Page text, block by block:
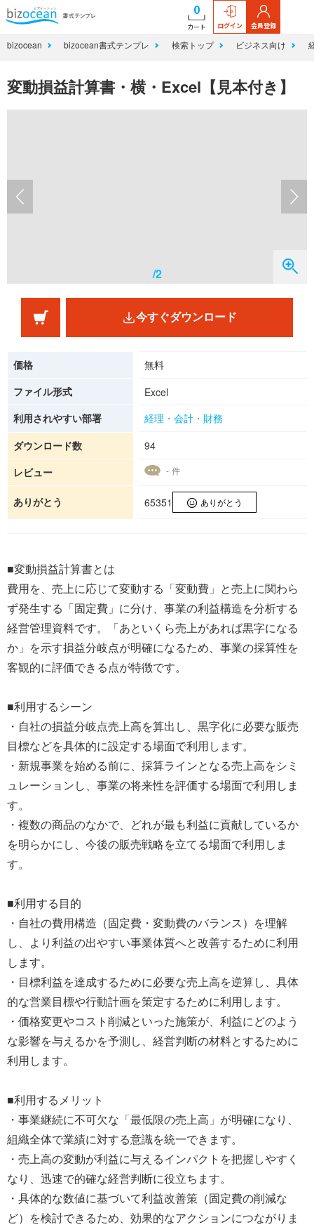
0
カート ログイン 会員登録
bizocean bizocean書式テンプレ 検索トップ ビジネス向け
変動損益計算書・横・Excel【見本付き】
/2
今すぐダウンロード
価格
無料
ファイル形式
Excel
利用されやすい部署
経理・会計・財務
ダウンロード数
94
レビュー
- 件
ありがとう 65351 ありがとう
■変動損益計算書とは
費用を、売上に応じて変動する「変動費」と売上に関わら
ず発生する「固定費」に分け、事業の利益構造を分析する
経営管理資料です。「あといくら売上があれば黒字になる
か」を示す損益分岐点が明確になるため、事業の採算性を
客観的に評価できる点が特徴です。
■利用するシーン
・自社の損益分岐点売上高を算出し、黒字化に必要な販売
目標などを具体的に設定する場面で利用します。
・新規事業を始める前に、採算ラインとなる売上高をシミ
ュレーションし、事業の将来性を評価する場面で利用しま
す。
・複数の商品のなかで、どれが最も利益に貢献しているか
を明らかにし、今後の販売戦略を立てる場面で利用しま
す。
■利用する目的
・自社の費用構造（固定費・変動費のバランス）を理解
し、より利益の出やすい事業体質へと改善するために利用
します。
・目標利益を達成するために必要な売上高を逆算し、具体
的な営業目標や行動計画を策定するために利用します。
・価格変更やコスト削減といった施策が、利益にどのよう
な影響を与えるかを予測し、経営判断の材料とするために
利用します。
■利用するメリット
・事業継続に不可欠な「最低限の売上高」が明確になり、
組織全体で業績に対する意識を統一できます。
・売上高の変動が利益に与えるインパクトを把握しやすく
なり、迅速で的確な経営判断に役立ちます。
・具体的な数値に基づいて利益改善策（固定費の削減な
ど）を検討できるため、効果的なアクションにつながりま